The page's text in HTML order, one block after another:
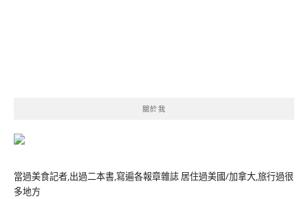
關於我
當過美食記者,出過二本書,寫遍各報章雜誌 居住過美國/加拿大,旅行過很
多地方